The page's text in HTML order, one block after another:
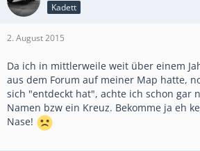
Kadett
2. August 2015
Da ich in mittlerweile weit über einem
aus dem Forum auf meiner Map hatte,
sich "entdeckt hat", achte ich schon gar
Namen bzw ein Kreuz. Bekomme ja eh
Nase!